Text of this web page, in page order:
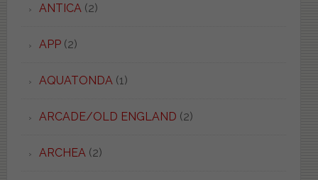
ANTICA (2)
APP(2)
AQUATONDA (1)
ARCADE/OLD ENGLAND (2)
ARCHEA (2)